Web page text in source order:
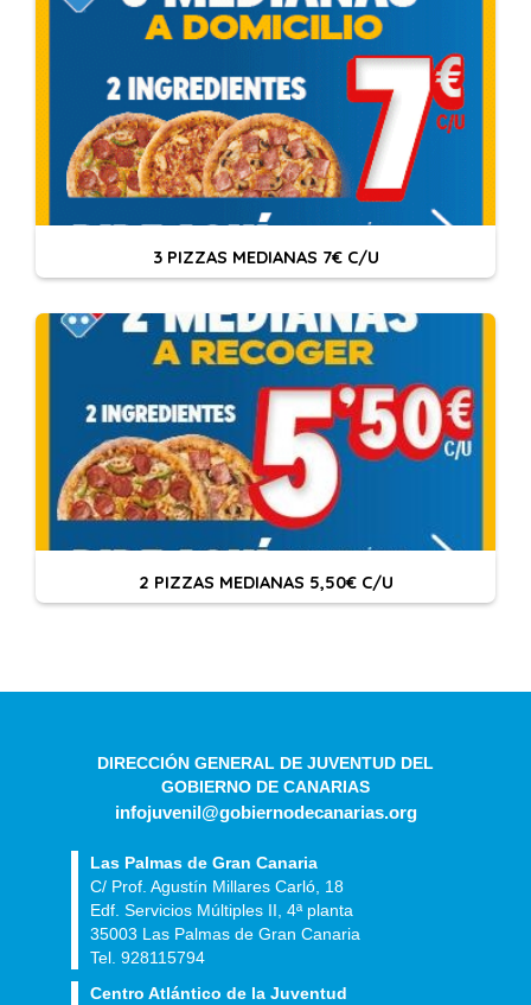
3 PIZZAS MEDIANAS 7€ C/U
2 PIZZAS MEDIANAS 5,50€ C/U
DIRECCIÓN GENERAL DE JUVENTUD DEL
GOBIERNO DE CANARIAS
infojuvenil@gobiernodecanarias.org
Las Palmas de Gran Canaria
C/ Prof. Agustín Millares Carló, 18
Edf. Servicios Múltiples II, 4ª planta
35003 Las Palmas de Gran Canaria
Tel. 928115794
Centro Atlántico de la Juventud